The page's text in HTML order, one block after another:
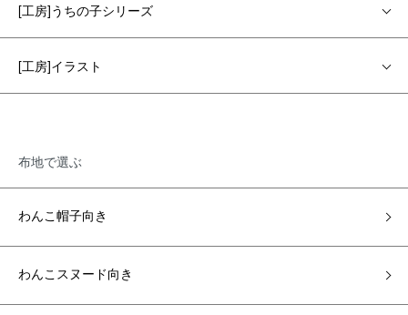
[工房]うちの子シリーズ
[工房]イラスト
布地で選ぶ
わんこ帽子向き
わんこスヌード向き